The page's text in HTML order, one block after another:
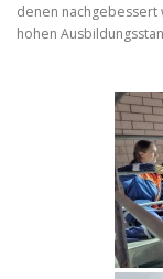
denen nachgebessert
hohen